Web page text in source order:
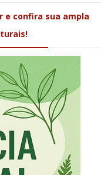
e confira sua ampla